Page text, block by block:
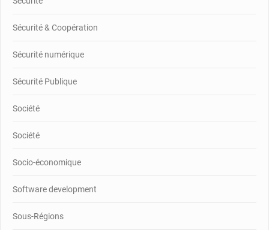
Sécurité & Coopération
Sécurité numérique
Sécurité Publique
Société
Société
Socio-économique
Software development
Sous-Régions